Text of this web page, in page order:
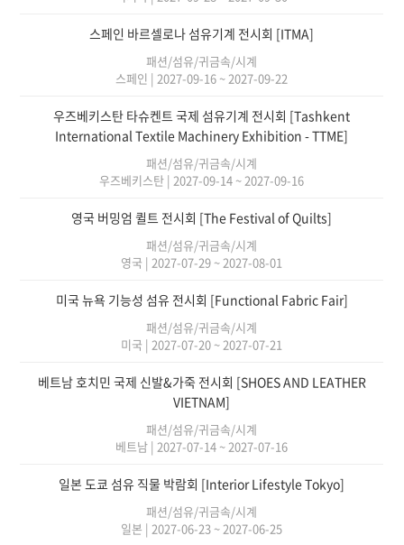
스페인 바르셀로나 섬유기계 전시회 [ITMA]
패션/섬유/귀금속/시계
스페인 | 2027-09-16 ~ 2027-09-22
우즈베키스탄 타슈켄트 국제 섬유기계 전시회 [Tashkent
International Textile Machinery Exhibition - TTME]
패션/섬유/귀금속/시계
우즈베키스탄 | 2027-09-14 ~ 2027-09-16
영국 버밍엄 퀼트 전시회 [The Festival of Quilts]
패션/섬유/귀금속/시계
영국 | 2027-07-29 ~ 2027-08-01
미국 뉴욕 기능성 섬유 전시회 [Functional Fabric Fair]
패션/섬유/귀금속/시계
미국 | 2027-07-20 ~ 2027-07-21
베트남 호치민 국제 신발&가죽 전시회 [SHOES AND LEATHER
VIETNAM]
패션/섬유/귀금속/시계
베트남 | 2027-07-14 ~ 2027-07-16
일본 도쿄 섬유 직물 박람회 [Interior Lifestyle Tokyo]
패션/섬유/귀금속/시계
일본 | 2027-06-23 ~ 2027-06-25